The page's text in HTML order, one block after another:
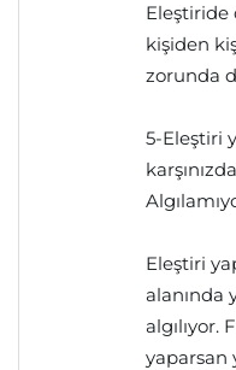
kişiden
zorunda
5-Eleştiri
Eleştiri
alanında
algılıyor.
yaparsan